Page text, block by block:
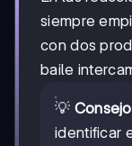
siempre
con dos
baile
💡
identificar